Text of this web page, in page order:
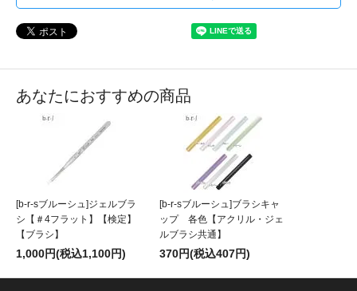
あなたにおすすめの商品
[b-r-sブルーシュ]ジェルブラ
シ【＃4フラット】【検定】
【ブラシ】
1,000円(税込1,100円)
[b-r-sブルーシュ]ブラシキャ
ップ 各色【アクリル・ジェ
ルブラシ共通】
370円(税込407円)